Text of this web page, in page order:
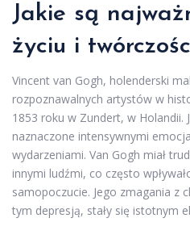
Jakie są
życiu i
Vincent van Gogh, holenderski
rozpoznawalnych artystów w
1853 roku w Zundert, w Holandii.
naznaczone intensywnymi
wydarzeniami. Van Gogh miał
innymi ludźmi, co często
samopoczucie. Jego zmagania z
tym depresją, stały się istotnym